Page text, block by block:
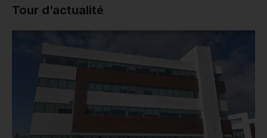
Tour d’actualité